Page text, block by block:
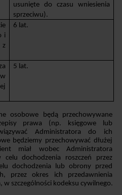
usunięte do czasu wniesienia
sprzeciwu).
i
z
6 lat.
5 lat.
osobowe będą przechowywane
prawa (np. księgowe lub
Administratora do ich
będziemy przechowywać dłużej
miał wobec Administratora
celu dochodzenia roszczeń przez
dochodzenia lub obrony przed
przez okres ich przedawnienia
szczególności kodeksu cywilnego.